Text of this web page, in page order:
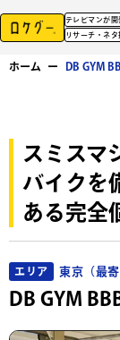
テレビマンが開
リサーチ・ネ
ホーム ー DB GYM
スミスマ
バイクを
ある完全
エリア 東京（最
DB GYM